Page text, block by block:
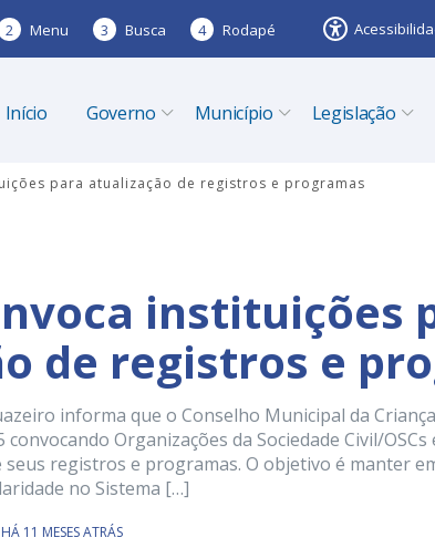
2 Menu 3 Busca 4 Rodapé
Início Governo Município Legislação
para atualização de registros e programas
instituições
de registros e
informa que o Conselho Municipal da
convocando Organizações da Sociedade Civil/
seus registros e programas. O objetivo é manter
no Sistema […]
11 MESES ATRÁS